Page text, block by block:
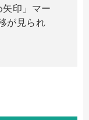
印」マー
が見られ